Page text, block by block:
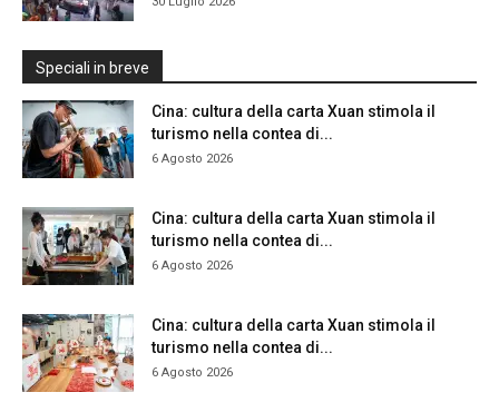
Speciali in breve
Cina: cultura della carta Xuan stimola il
turismo nella contea di...
6 Agosto 2026
Cina: cultura della carta Xuan stimola il
turismo nella contea di...
6 Agosto 2026
Cina: cultura della carta Xuan stimola il
turismo nella contea di...
6 Agosto 2026